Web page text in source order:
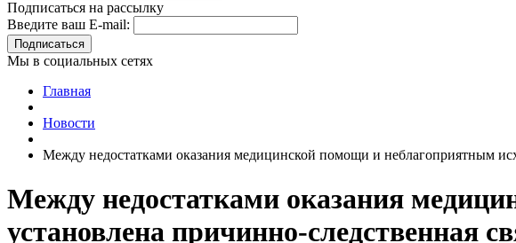
Подписаться на рассылку
Введите ваш E-mail:
Подписаться
Мы в социальных сетях
Главная
Новости
Между недостатками оказания медицинской помощи и неблагоприятным
Между недостатками оказания
установлена причинно-следственная